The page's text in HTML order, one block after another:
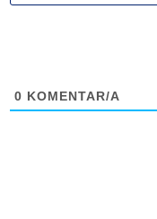
0 KOMENTAR/A